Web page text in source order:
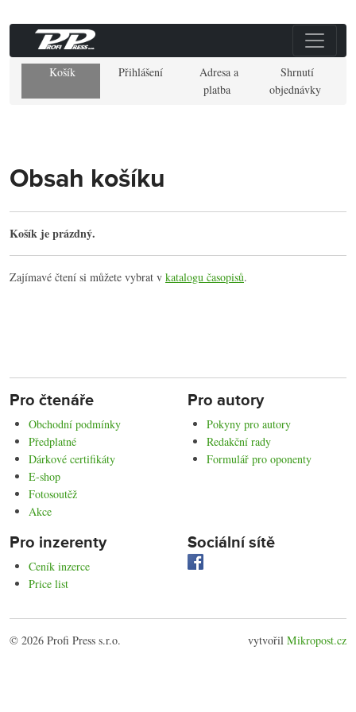
Košík Přihlášení
Adresa a
platba
Shrnutí
objednávky
Obsah košíku
Košík je prázdný.
Zajímavé čtení si můžete vybrat v katalogu časopisů.
Pro čtenáře
Obchodní podmínky
Předplatné
Dárkové certifikáty
E-shop
Fotosoutěž
Akce
Pro autory
Pokyny pro autory
Redakční rady
Formulář pro oponenty
Pro inzerenty
Ceník inzerce
Price list
Sociální sítě
© 2026 Profi Press s.r.o. vytvořil Mikropost.cz